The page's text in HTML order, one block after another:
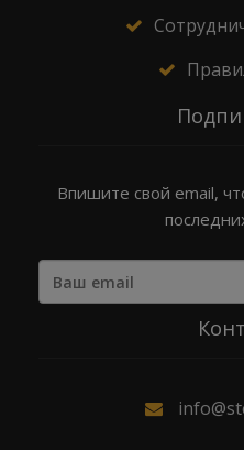
Впишите свой email,